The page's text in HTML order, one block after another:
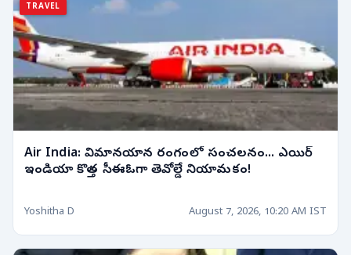
TRAVEL
Air India: విమానయాన రంగంలో సంచలనం... ఎయిర్
ఇండియా కొత్త సీఈఓగా తెవోల్డే నియామకం!
Yoshitha D August 7, 2026, 10:20 AM IST